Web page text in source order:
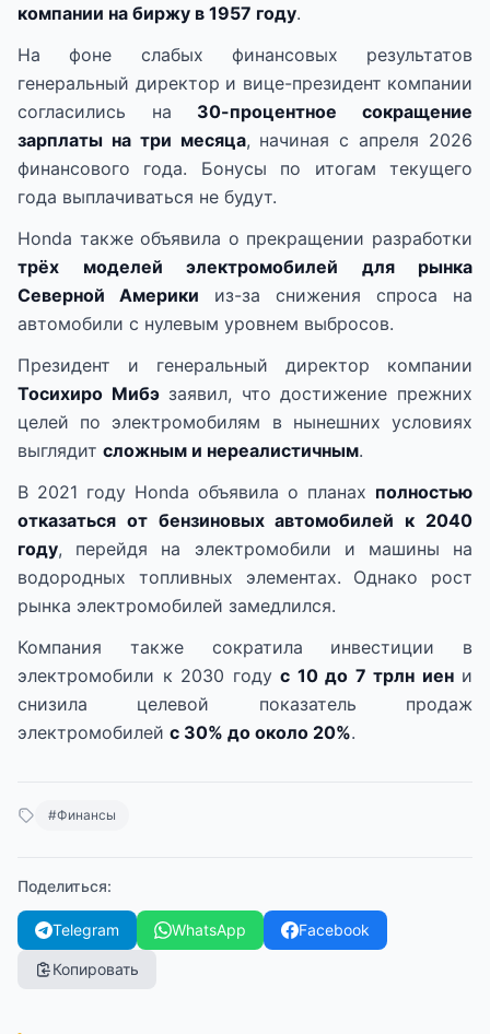
компании на биржу в 1957 году.
На фоне слабых финансовых результатов
генеральный директор и вице-президент компании
согласились на 30-процентное сокращение
зарплаты на три месяца, начиная с апреля 2026
финансового года. Бонусы по итогам текущего
года выплачиваться не будут.
Honda также объявила о прекращении разработки
трёх моделей электромобилей для рынка
Северной Америки из-за снижения спроса на
автомобили с нулевым уровнем выбросов.
Президент и генеральный директор компании
Тосихиро Мибэзаявил, что достижение прежних
целей по электромобилям в нынешних условиях
выглядит сложным и нереалистичным.
В 2021 году Honda объявила о планах полностью
отказаться от бензиновых автомобилей к 2040
году, перейдя на электромобили и машины на
водородных топливных элементах. Однако рост
рынка электромобилей замедлился.
Компания также сократила инвестиции в
электромобили к 2030 году с 10 до 7 трлн иени
снизила целевой показатель продаж
электромобилей с 30% до около 20%.
#Финансы
Поделиться:
Telegram WhatsApp Facebook
Копировать